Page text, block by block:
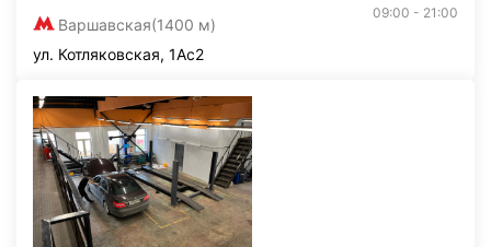
Варшавская(1400 м)
09:00 - 21:00
ул. Котляковская, 1Ас2